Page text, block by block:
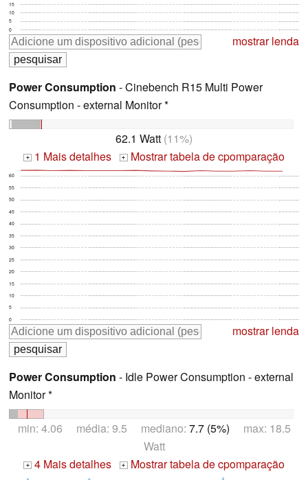
0
5
10
15
mostrar lenda
Power Consumption - Cinebench R15 Multi Power
Consumption - external Monitor *
62.1 Watt (11%)
+ 1 Mais detalhes + Mostrar tabela de cpomparação
0
5
10
15
20
25
30
35
40
45
50
55
60
mostrar lenda
Power Consumption - Idle Power Consumption - external
Monitor *
min: 4.06 média: 9.5 mediano: 7.7 (5%) max: 18.5
Watt
+ 4 Mais detalhes + Mostrar tabela de cpomparação